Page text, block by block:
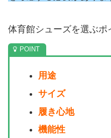
体育館シューズを選ぶポ
用途
サイズ
履き心地
機能性